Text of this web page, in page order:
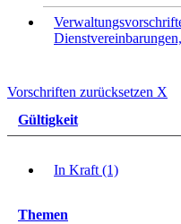
Vorschriften zurücksetzen X
Gültigkeit
In Kraft (1)
Themen